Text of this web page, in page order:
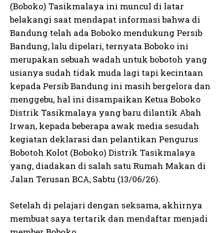
(Boboko) Tasikmalaya ini muncul di latar
belakangi saat mendapat informasi bahwa di
Bandung telah ada Boboko mendukung Persib
Bandung, lalu dipelari, ternyata Boboko ini
merupakan sebuah wadah untuk bobotoh yang
usianya sudah tidak muda lagi tapi kecintaan
kepada Persib Bandung ini masih bergelora dan
menggebu, hal ini disampaikan Ketua Boboko
Distrik Tasikmalaya yang baru dilantik Abah
Irwan, kepada beberapa awak media sesudah
kegiatan deklarasi dan pelantikan Pengurus
Bobotoh Kolot (Boboko) Distrik Tasikmalaya
yang, diadakan di salah satu Rumah Makan di
Jalan Terusan BCA, Sabtu (13/06/26).
Setelah di pelajari dengan seksama, akhirnya
membuat saya tertarik dan mendaftar menjadi